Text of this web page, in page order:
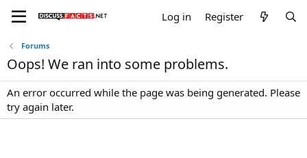
Log in Register
Forums
Oops! We ran into some problems.
An error occurred while the page was being generated. Please
try again later.